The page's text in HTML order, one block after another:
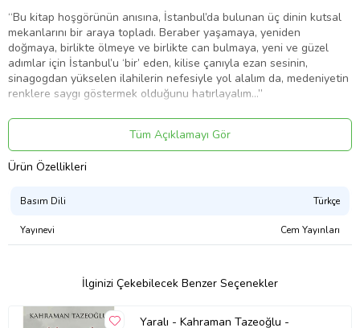
“Bu kitap hoşgörünün anısına, İstanbul’da bulunan üç dinin kutsal
mekanlarını bir araya topladı. Beraber yaşamaya, yeniden
doğmaya, birlikte ölmeye ve birlikte can bulmaya, yeni ve güzel
adımlar için İstanbul’u ‘bir’ eden, kilise çanıyla ezan sesinin,
sinagogdan yükselen ilahilerin nefesiyle yol alalım da, medeniyetin
renklere saygı göstermek olduğunu hatırlayalım...”
Sema Akkoyun Özbay tells us about the architectural structure,
and Jews in İstanbul in this book, Living Together in İstanbul.
“This book compiled sacred spaces of three religions in İstanbul
for the memory of tolerance. Let us proceed by remembering the
the sounds of azan, church bell and the hymns raising up from the
synagogue, to live altogether, to be reborn, to die and to revive
altogether; for brand new and beautiful paces.”
Tüm Açıklamayı Gör
Ürün Özellikleri
Basım Dili Türkçe
Yayınevi Cem Yayınları
İlginizi Çekebilecek Benzer Seçenekler
Yaralı - Kahraman Tazeoğlu -